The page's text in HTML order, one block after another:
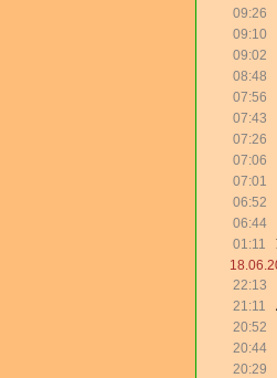
09:26
09:10
09:02
08:48
07:56
07:43
07:26
07:06
07:01
06:52
06:44
01:11
22:13
21:11
20:52
20:44
20:29